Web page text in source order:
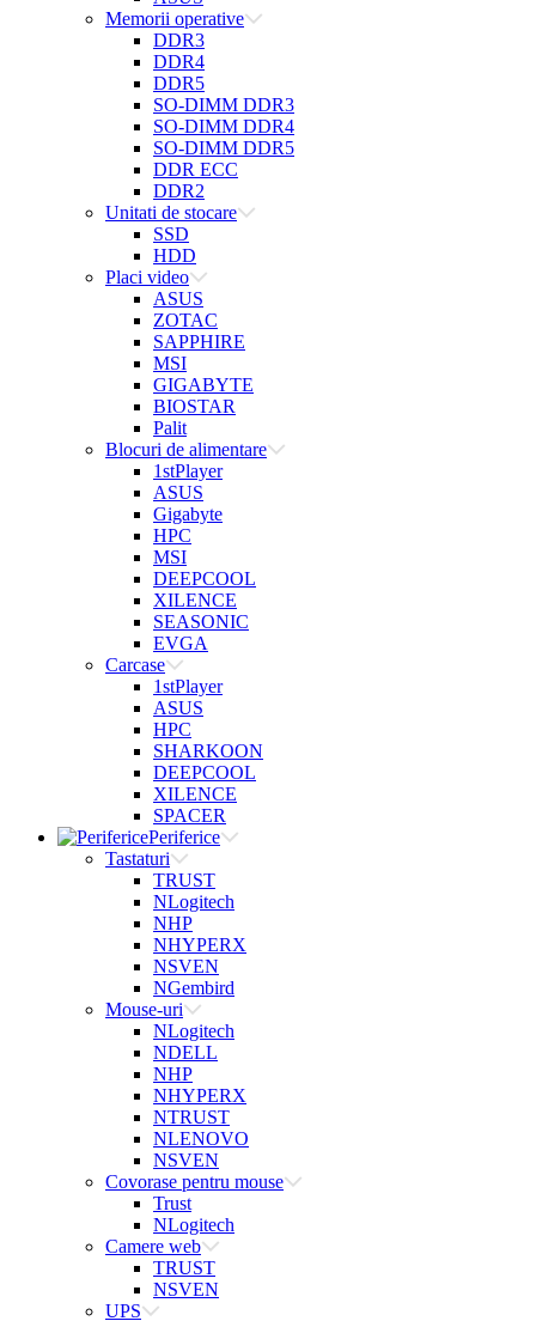
Memorii operative
DDR3
DDR4
DDR5
SO-DIMM DDR3
SO-DIMM DDR4
SO-DIMM DDR5
DDR ECC
DDR2
Unitati de stocare
SSD
HDD
Placi video
ASUS
ZOTAC
SAPPHIRE
MSI
GIGABYTE
BIOSTAR
Palit
Blocuri de alimentare
1stPlayer
ASUS
Gigabyte
HPC
MSI
DEEPCOOL
XILENCE
SEASONIC
EVGA
Carcase
1stPlayer
ASUS
HPC
SHARKOON
DEEPCOOL
XILENCE
SPACER
Periferice
Tastaturi
TRUST
NLogitech
NHP
NHYPERX
NSVEN
NGembird
Mouse-uri
NLogitech
NDELL
NHP
NHYPERX
NTRUST
NLENOVO
NSVEN
Covorase pentru mouse
Trust
NLogitech
Camere web
TRUST
NSVEN
UPS